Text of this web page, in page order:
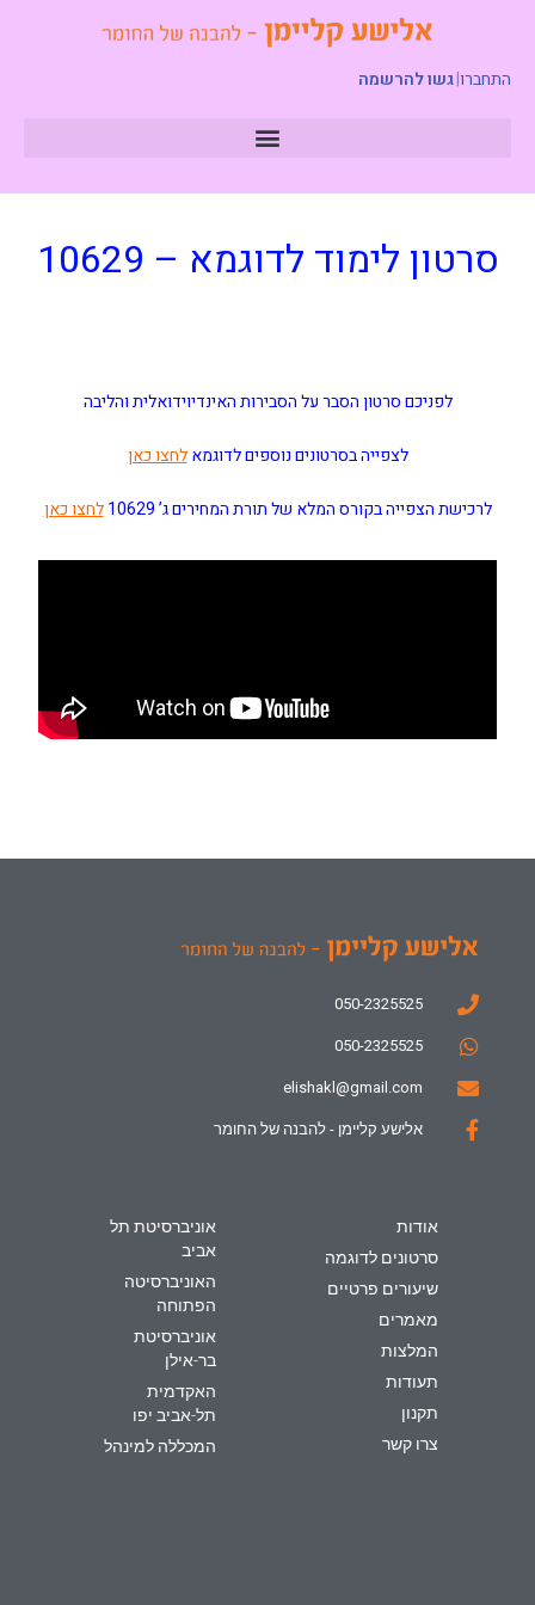
התחברו|גשו להרשמה
סרטון לימוד לדוגמא – 10629
לפניכם סרטון הסבר על הסבירות האינדיוידואלית והליבה
לצפייה בסרטונים נוספים לדוגמא לחצו כאן
לרכישת הצפייה בקורס המלא של תורת המחירים ג’ 10629 לחצו כאן
050-2325525
050-2325525
elishakl@gmail.com
אלישע קליימן - להבנה של החומר
אודות
סרטונים לדוגמה
שיעורים פרטיים
מאמרים
המלצות
תעודות
תקנון
צרו קשר
אוניברסיטת תל
אביב
האוניברסיטה
הפתוחה
אוניברסיטת
בר-אילן
האקדמית
תל-אביב יפו
המכללה למינהל